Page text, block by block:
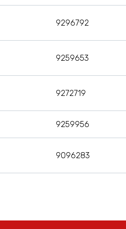
9296792
9259653
9272719
9259956
9096283